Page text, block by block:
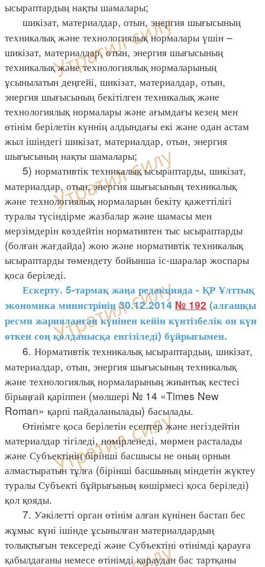
ысыраптардың нақты шамалары;
шикізат, материалдар, отын, энергия шығысының
техникалық және технологиялық нормалары үшін –
шикізат, материалдар, отын, энергия шығысының
техникалық және технологиялық нормаларының
ұсынылатын деңгейі, шикізат, материалдар, отын,
энергия шығысының бекітілген техникалық және
технологиялық нормалары және ағымдағы кезең мен
өтінім берілетін күннің алдындағы екі және одан астам
жыл ішіндегі шикізат, материалдар, отын, энергия
шығысының нақты шамалары;
5) нормативтік техникалық ысыраптарды, шикізат,
материалдар, отын, энергия шығысының техникалық
және технологиялық нормаларын бекіту қажеттілігі
туралы түсіндірме жазбалар және шамасы мен
мерзімдерін көздейтін нормативтен тыс ысыраптарды
(болған жағдайда) жою және нормативтік техникалық
ысыраптарды төмендету бойынша іс-шаралар жоспары
қоса беріледі.
Ескерту. 5-тармақ жаңа редакцияда - ҚР Ұлттық
экономика министрінің 30.12.2014 № 192 (алғашқы
ресми жарияланған күнінен кейін күнтізбелік он күн
өткен соң қолданысқа енгізіледі) бұйрығымен.
6. Нормативтік техникалық ысыраптардың, шикізат,
материалдар, отын, энергия шығысының техникалық
және технологиялық нормаларының жиынтық кестесі
бірыңғай қаріппен (мөлшері № 14 «Times New
Roman» қарпі пайдаланылады) басылады.
Өтінімге қоса берілетін есептер және негіздейтін
материалдар тігіледі, нөмірленеді, мөрмен расталады
және Субъектінің бірінші басшысы не оның орнын
алмастыратын тұлға (бірінші басшының міндетін жүктеу
туралы Субъекті бұйрығының көшірмесі қоса беріледі)
қол қояды.
7. Уәкілетті орган өтінім алған күнінен бастап бес
жұмыс күні ішінде ұсынылған материалдардың
толықтығын тексереді және Субъектіні өтінімді қарауға
қабылдағаны немесе өтінімді қараудан бас тартқаны